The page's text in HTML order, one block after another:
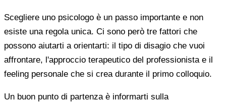
Scegliere uno psicologo è un passo importante e non
esiste una regola unica. Ci sono però tre fattori che
possono aiutarti a orientarti: il tipo di disagio che vuoi
affrontare, l'approccio terapeutico del professionista e il
feeling personale che si crea durante il primo colloquio.
Un buon punto di partenza è informarti sulla